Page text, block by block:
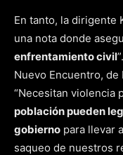
En tanto, la dirigente
una nota donde
enfrentamiento civil
Nuevo Encuentro, de
“Necesitan violencia
población pueden
gobierno para llevar
saqueo de nuestros